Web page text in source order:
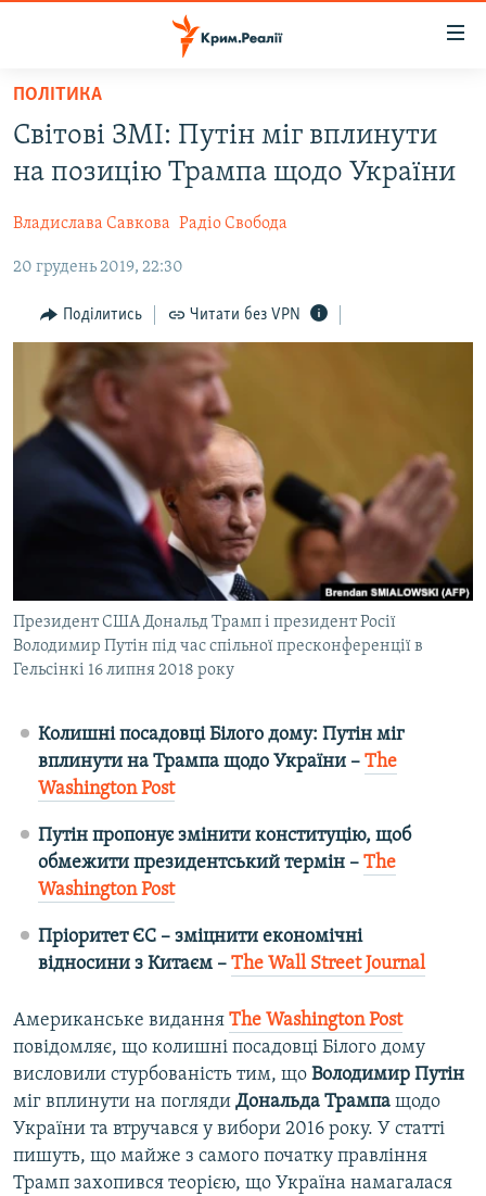
Перейти
основного
матеріалу
до
навігації
Перейти
ПОЛІТИКА
БЛОГИ
ПОГЛЯД
ІНТЕРВ'Ю
ВСЕ ЗА ДЕНЬ
СПЕЦПРОЕКТИ
ДЕПОРТАЦІЯ
ВІДЕОУРОКИ «ELIFBE»
СВІДЧЕННЯ ОКУПАЦІЇ
УКРАЇНСЬКА ПРОБЛЕМА КРИМУ
ІНФОГРАФІКА
ЯК ОБІЙТИ БЛОКУВАННЯ
ДОЛУЧАЙСЯ!
Усі сайти RFE/RL
ПОЛІТИКА
Світові ЗМІ: Путін міг вплинути
на позицію Трампа щодо України
Владислава Савкова Радіо Свобода
20 грудень 2019, 22:30
Поділитись Читати без VPN
Президент США Дональд Трамп і президент Росії
Володимир Путін під час спільної пресконференції в
Гельсінкі 16 липня 2018 року
Колишні посадовці Білого дому: Путін міг
вплинути на Трампа щодо України – The
Washington Post
Путін пропонує змінити конституцію, щоб
обмежити президентський термін – The
Washington Post
Пріоритет ЄС – зміцнити економічні
відносини з Китаєм – The Wall Street Journal
Американське видання The Washington Post
повідомляє, що колишні посадовці Білого дому
висловили стурбованість тим, що Володимир Путін
міг вплинути на погляди Дональда Трампа щодо
України та втручався у вибори 2016 року. У статті
пишуть, що майже з самого початку правління
Трамп захопився теорією, що Україна намагалася